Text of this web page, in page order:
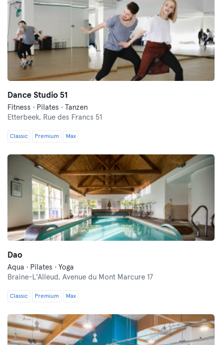
Dance Studio 51
Fitness · Pilates · Tanzen
Etterbeek, Rue des Francs 51
Classic Premium Max
Dao
Aqua · Pilates · Yoga
Braine-L'Alleud, Avenue du Mont Marcure 17
Classic Premium Max